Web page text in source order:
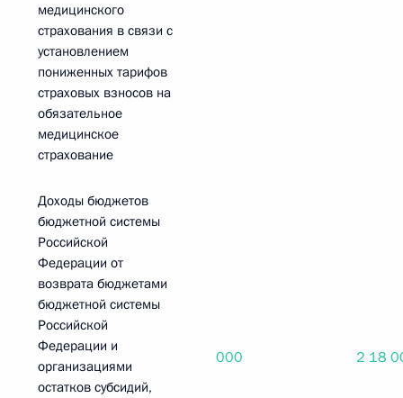
медицинского
страхования в связи с
установлением
пониженных тарифов
страховых взносов на
обязательное
медицинское
страхование
Доходы бюджетов
бюджетной системы
Российской
Федерации от
возврата бюджетами
бюджетной системы
Российской
Федерации и
организациями
остатков субсидий,
000 2 18